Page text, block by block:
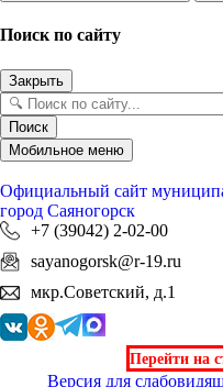
Поиск по сайту
Закрыть
Поиск
Мобильное меню
Официальный сайт
город Саяногорск
+7 (39042) 2-02-00
sayanogorsk@r-19.ru
мкр.Советский, д.1
Перейти на
Версия для